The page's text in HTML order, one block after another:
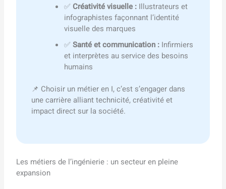
✅Créativité visuelle : Illustrateurs et
infographistes façonnant l’identité
visuelle des marques
✅Santé et communication : Infirmiers
et interprètes au service des besoins
humains
📌 Choisir un métier en I, c’est s’engager dans
une carrière alliant technicité, créativité et
impact direct sur la société.
Les métiers de l’ingénierie : un secteur en pleine
expansion